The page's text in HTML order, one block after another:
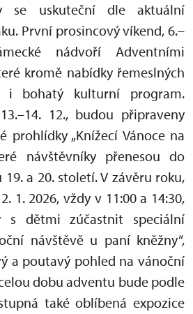
se uskuteční dle aktuální
První prosincový víkend, 6.–
nádvoří Adventními
kromě nabídky řemeslných
i bohatý kulturní program.
12., budou připraveny
prohlídky „Knížecí Vánoce na
návštěvníky přenesou do
a 20. století. V závěru roku,
1. 2026, vždy v 11:00 a 14:30,
s dětmi zúčastnit speciální
návštěvě u paní kněžny“,
a poutavý pohled na vánoční
dobu adventu bude podle
také oblíbená expozice